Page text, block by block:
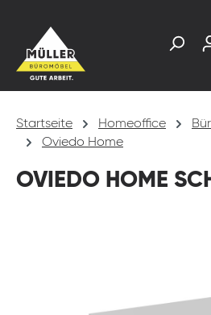
Startseite Homeoffice
Oviedo Home
OVIEDO HOME